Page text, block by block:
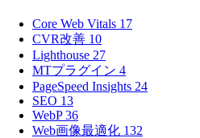
Core Web Vitals 17
CVR改善 10
Lighthouse 27
MTプラグイン 4
PageSpeed Insights 24
SEO 13
WebP36
Web画像最適化 132